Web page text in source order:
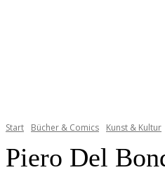
Start Bücher & Comics Kunst & Kultur
Piero Del